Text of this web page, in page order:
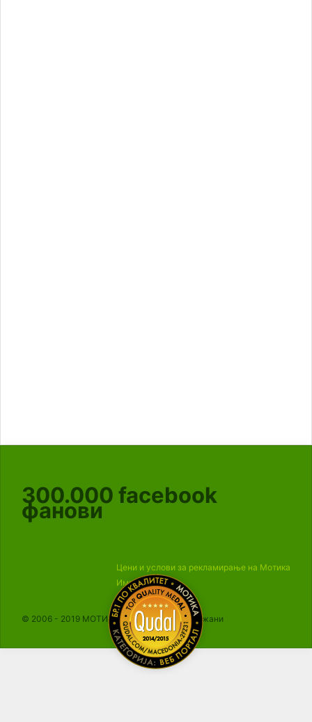
300.000 facebook
фанови
Цени и услови за рекламирање на Мотика
Импресум
© 2006 - 2019 МОТИКА, Сите права се задржани